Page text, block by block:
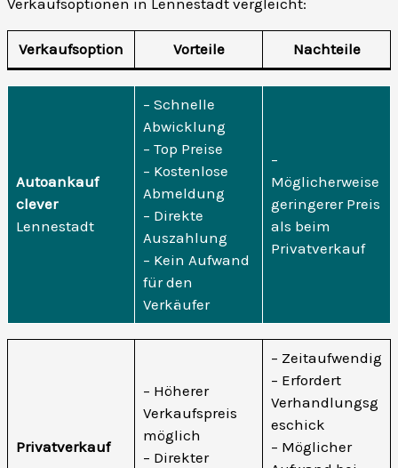
Verkaufsoptionen in Lennestadt vergleicht:
Verkaufsoption Vorteile Nachteile
Autoankauf
clever
Lennestadt
– Schnelle
Abwicklung
– Top Preise
– Kostenlose
Abmeldung
– Direkte
Auszahlung
– Kein Aufwand
für den
Verkäufer
–
Möglicherweise
geringerer Preis
als beim
Privatverkauf
Privatverkauf
– Höherer
Verkaufspreis
möglich
– Direkter
– Zeitaufwendig
– Erfordert
Verhandlungsg
eschick
– Möglicher